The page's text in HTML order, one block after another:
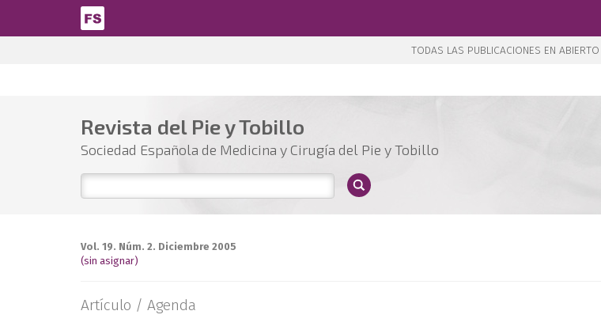
Pasar al contenido principal
TODAS LAS PUBLICACIONES EN ABIERTO |
Revista del Pie y Tobillo
Sociedad Española de Medicina y Cirugía del Pie y Tobillo
Vol. 19. Núm. 2. Diciembre 2005
(sin asignar)
Artículo / Agenda